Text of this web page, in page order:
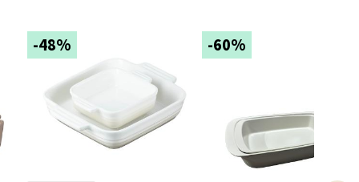
-48% -60%